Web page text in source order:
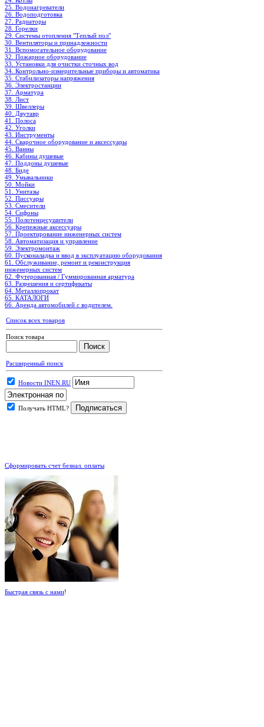
25. Водонагреватели
26. Водоподготовка
27. Радиаторы
28. Горелки
29. Системы отопления "Теплый пол"
30. Вентиляторы и принадлежности
31. Вспомогательное оборудование
32. Пожарное оборудование
33. Установки для очистки сточных вод
34. Контрольно-измерительные приборы и автоматика
35. Стабилизаторы напряжения
36. Электростанции
37. Арматура
38. Лист
39. Швеллеры
40. Двутавр
41. Полоса
42. Уголки
43. Инструменты
44. Сварочное оборудование и аксессуары
45. Ванны
46. Кабины душевые
47. Поддоны душевые
48. Биде
49. Умывальники
50. Мойки
51. Унитазы
52. Писсуары
53. Смесители
54. Сифоны
55. Полотенцесушители
56. Крепежные аксессуары
57. Проектирование инженерных систем
58. Автоматизация и управление
59. Электромонтаж
60. Пусконаладка и ввод в эксплуатацию оборудования
61. Обслуживание, ремонт и реконструкция
инженерных систем
62. Футерованная / Гуммированная арматура
63. Разрешения и сертификаты
64. Металлопрокат
65. КАТАЛОГИ
66. Аренда автомобилей с водителем.
Список всех товаров
Поиск товара
Расширенный поиск
Новости INEN.RU
Получать HTML?
Сформировать счет безнал. оплаты
Быстрая связь с нами!